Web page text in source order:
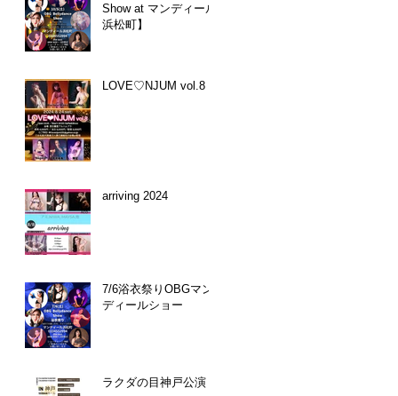
Show at マンディール
浜松町】
LOVE♡NJUM vol.8
arriving 2024
7/6浴衣祭りOBGマン
ディールショー
ラクダの目神戸公演